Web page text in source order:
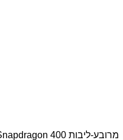
מרובע-ליבות Snapdragon 400 מהירות 1.6GHZ.